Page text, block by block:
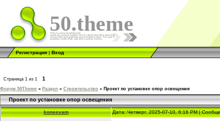
50.theme
Регистрация|Вход
Страница 1 из 1 1
Форум 50Theme » Раздел » Строительство » Проект по установке опор освещения
Проект по установке опор освещения
koneevam Дата: Четверг, 2025-07-10, 6:16 PM |